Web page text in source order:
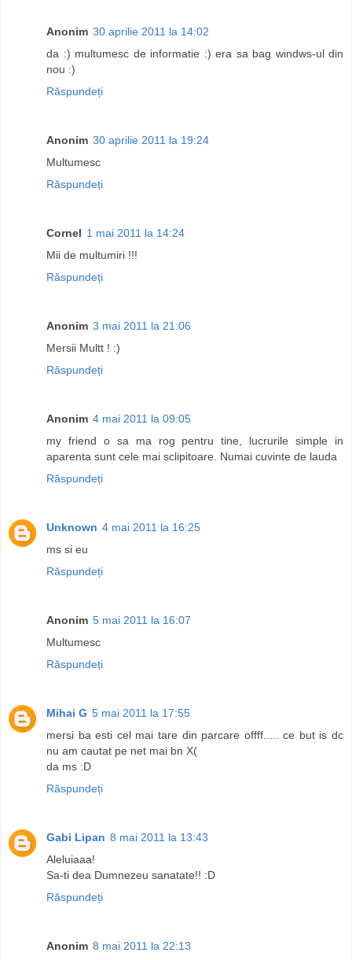
Anonim 30 aprilie 2011 la 14:02
da :) multumesc de informatie :) era sa bag windws-ul din
nou :)
Răspundeți
Anonim 30 aprilie 2011 la 19:24
Multumesc
Răspundeți
Cornel 1 mai 2011 la 14:24
Mii de multumiri !!!
Răspundeți
Anonim 3 mai 2011 la 21:06
Mersii Multt ! :)
Răspundeți
Anonim 4 mai 2011 la 09:05
my friend o sa ma rog pentru tine, lucrurile simple in
aparenta sunt cele mai sclipitoare. Numai cuvinte de lauda
Răspundeți
Unknown 4 mai 2011 la 16:25
ms si eu
Răspundeți
Anonim 5 mai 2011 la 16:07
Multumesc
Răspundeți
Mihai G 5 mai 2011 la 17:55
mersi ba esti cel mai tare din parcare offff..... ce but is dc
nu am cautat pe net mai bn X(
da ms :D
Răspundeți
Gabi Lipan 8 mai 2011 la 13:43
Aleluiaaa!
Sa-ti dea Dumnezeu sanatate!! :D
Răspundeți
Anonim 8 mai 2011 la 22:13